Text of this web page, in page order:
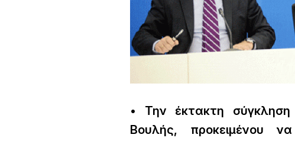
• Την έκτακτη
Βουλής, προκειμένου